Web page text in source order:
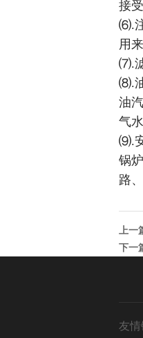
接
⑹.
用
⑺.
⑻.
油
气
⑼.
锅
路
上一
下一
友情